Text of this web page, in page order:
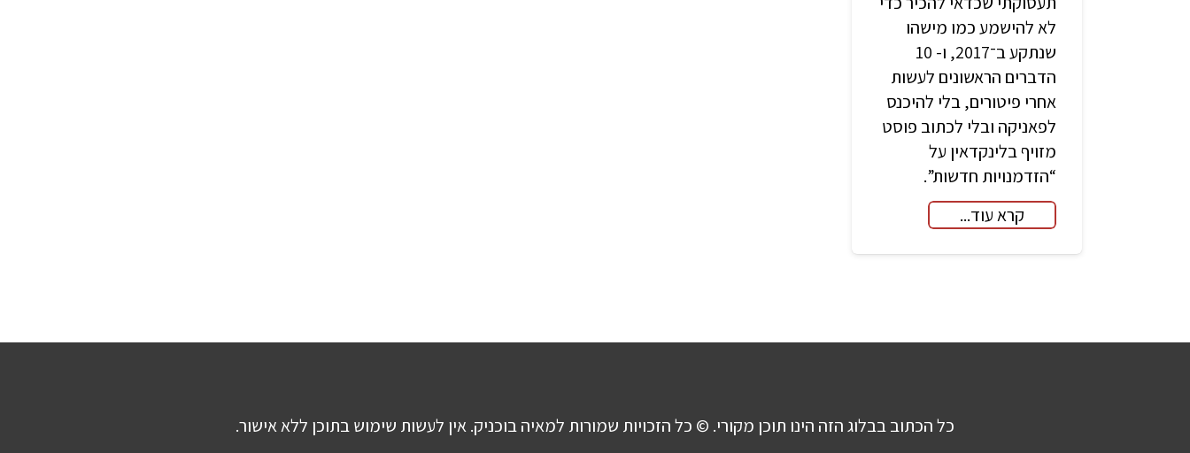
לא להישמע כמו מישהו
שנתקע ב־2017, ו- 10
הדברים הראשונים לעשות
אחרי פיטורים, בלי להיכנס
לפאניקה ובלי לכתוב פוסט
מזויף בלינקדאין על
“הזדמנויות חדשות”.
קרא עוד...
כל הכתוב בבלוג הזה הינו תוכן מקורי. © כל הזכויות שמורות למאיה בוכניק. אין לעשות שימוש בתוכן ללא אישור.